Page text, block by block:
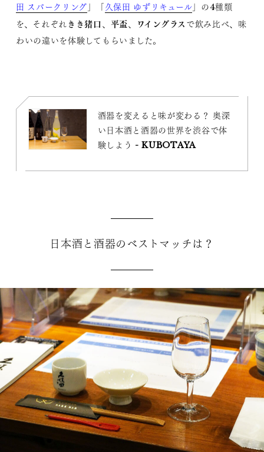
田 スパークリング 」「久保田 ゆずリキュール 」の4種類
を、それぞれ きき猪口、 平盃、 ワイングラス で飲み比べ、味
わいの違いを体験してもらいました。
酒器を変えると味が変わる？ 奥深
い日本酒と酒器の世界を渋谷で体
験しよう - KUBOTAYA
日本酒と酒器のベストマッチは？